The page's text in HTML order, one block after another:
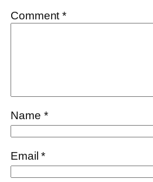
Comment*
Name *
Email*